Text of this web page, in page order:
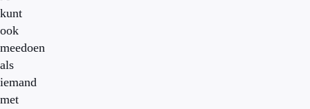
kunt
ook
meedoen
als
iemand
met